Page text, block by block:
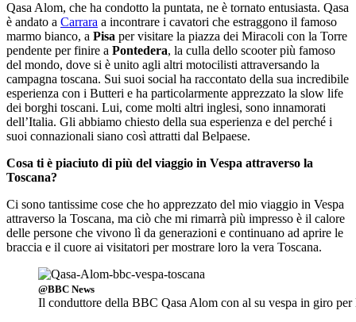
Qasa Alom, che ha condotto la puntata, ne è tornato entusiasta. Qasa
è andato a Carrara a incontrare i cavatori che estraggono il famoso
marmo bianco, a Pisa per visitare la piazza dei Miracoli con la Torre
pendente per finire a Pontedera, la culla dello scooter più famoso
del mondo, dove si è unito agli altri motocilisti attraversando la
campagna toscana. Sui suoi social ha raccontato della sua incredibile
esperienza con i Butteri e ha particolarmente apprezzato la slow life
dei borghi toscani. Lui, come molti altri inglesi, sono innamorati
dell’Italia. Gli abbiamo chiesto della sua esperienza e del perché i
suoi connazionali siano così attratti dal Belpaese.
Cosa ti è piaciuto di più del viaggio in Vespa attraverso la
Toscana?
Ci sono tantissime cose che ho apprezzato del mio viaggio in Vespa
attraverso la Toscana, ma ciò che mi rimarrà più impresso è il calore
delle persone che vivono lì da generazioni e continuano ad aprire le
braccia e il cuore ai visitatori per mostrare loro la vera Toscana.
@BBC News
Il conduttore della BBC Qasa Alom con al su vespa in giro per